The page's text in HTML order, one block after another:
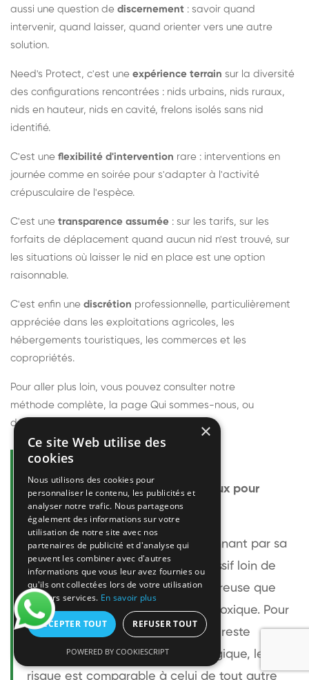
aussi une question de discernement : savoir quand
intervenir, quand laisser, quand orienter vers une autre
solution.
Need's Protect, c'est une expérience terrain sur la diversité
des configurations rencontrées : nids urbains, nids ruraux,
nids en hauteur, nids en cavité, frelons isolés sans nid
identifié.
C'est une flexibilité d'intervention rare : interventions en
journée comme en soirée pour s'adapter à l'activité
crépusculaire de l'espèce.
C'est une transparence assumée : sur les tarifs, sur les
forfaits de déplacement quand aucun nid n'est trouvé, sur
les situations où laisser le nid en place est une option
raisonnable.
C'est enfin une discrétion professionnelle, particulièrement
appréciée dans les exploitations agricoles, les
hébergements touristiques, les commerces et les
copropriétés.
Pour aller plus loin, vous pouvez consulter notre
méthode complète, la page Qui sommes-nous, ou
découvrir
Questions fréquentes
Le frelon européen est-il dangereux pour
l'homme ?
Le frelon européen est impressionnant par sa
taille mais relativement peu agressif loin de
son nid. Sa piqûre est plus douloureuse que
celle d'une guêpe sans être plus toxique. Pour
une personne non allergique, elle reste
bénigne. Pour une personne allergique, le
risque est comparable à celui de tout autre
×
Ce site Web utilise des
cookies
Nous utilisons des cookies pour
personnaliser le contenu, les publicités et
analyser notre trafic. Nous partageons
également des informations sur votre
utilisation de notre site avec nos
partenaires de publicité et d'analyse qui
peuvent les combiner avec d'autres
informations que vous leur avez fournies ou
qu'ils ont collectées lors de votre utilisation
de leurs services. En savoir plus
ACCEPTER TOUT REFUSER TOUT
POWERED BY COOKIESCRIPT